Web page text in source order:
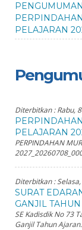
PELAJARAN
Diterbitkan :Rabu,
PELAJARAN
PERPINDAHAN
Diterbitkan :
SURAT
GANJIL
SE Kadisdik No 73
Ganjil Tahun